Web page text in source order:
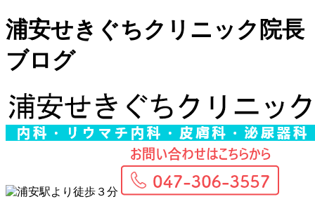
浦安せきぐちクリニック院長
ブログ